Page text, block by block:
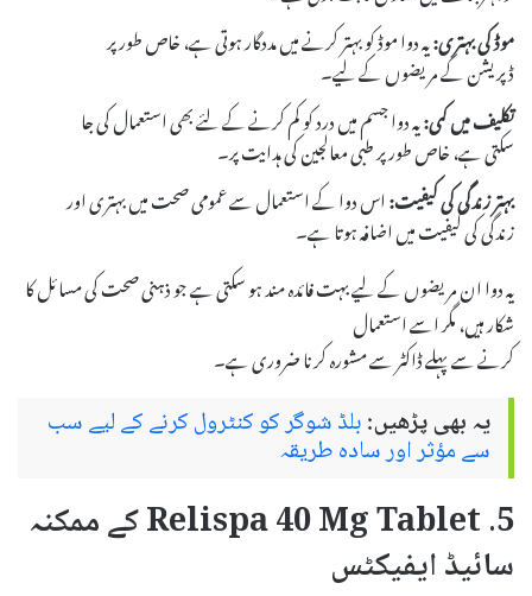
موڈ کی بہتری:یہ دوا موڈ کو بہتر کرنے میں مددگار ہوتی ہے، خاص طور پر
ڈپریشن کے مریضوں کے لیے۔
تکلیف میں کمی:یہ دوا جسم میں درد کو کم کرنے کے لئے بھی استعمال کی جا
سکتی ہے، خاص طور پر طبی معالجین کی ہدایت پر۔
بہتر زندگی کی کیفیت:اس دوا کے استعمال سے عمومی صحت میں بہتری اور
زندگی کی کیفیت میں اضافہ ہوتا ہے۔
یہ دوا ان مریضوں کے لیے بہت فائدہ مند ہو سکتی ہے جو ذہنی صحت کی مسائل کا
شکار ہیں، مگر اسے استعمال
کرنے سے پہلے ڈاکٹر سے مشورہ کرنا ضروری ہے۔
یہ بھی پڑھیں:بلڈ شوگر کو کنٹرول کرنے کے لیے سب
سے مؤثر اور سادہ طریقہ
5. Relispa 40 Mg Tablet کے ممکنہ
سائیڈ ایفیکٹس